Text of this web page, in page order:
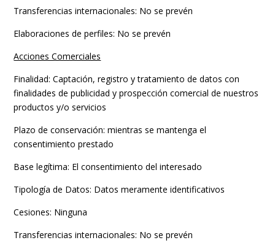
Transferencias internacionales: No se prevén
Elaboraciones de perfiles: No se prevén
Acciones Comerciales
Finalidad: Captación, registro y tratamiento de datos con
finalidades de publicidad y prospección comercial de nuestros
productos y/o servicios
Plazo de conservación: mientras se mantenga el
consentimiento prestado
Base legítima: El consentimiento del interesado
Tipología de Datos: Datos meramente identificativos
Cesiones: Ninguna
Transferencias internacionales: No se prevén